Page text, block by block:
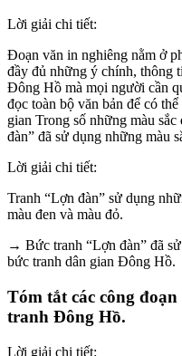
Lời giải chi tiết:
Đoạn văn in nghiêng nằm ở
đầy đủ những ý chính, thông
Đông Hồ mà mọi người cần
đọc toàn bộ văn bản để có
gian Trong số những màu
đàn” đã sử dụng những màu
Lời giải chi tiết:
Tranh “Lợn đàn” sử dụng
màu đen và màu đỏ.
→ Bức tranh “Lợn đàn” đã
bức tranh dân gian Đông Hồ.
Tóm tắt các công
tranh Đông Hồ.
Lời giải chi tiết: